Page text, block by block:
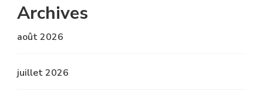
Archives
août 2026
juillet 2026